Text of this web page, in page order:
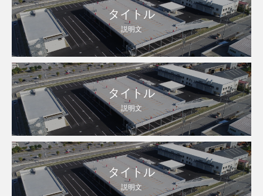
タイトル
説明文
タイトル
説明文
タイトル
説明文